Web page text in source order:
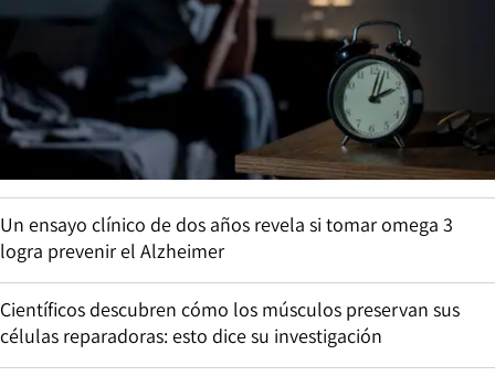
Un ensayo clínico de dos años revela si tomar omega 3
logra prevenir el Alzheimer
Científicos descubren cómo los músculos preservan sus
células reparadoras: esto dice su investigación